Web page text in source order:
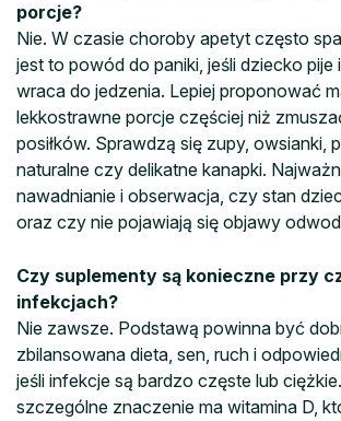
porcje?
Nie. W czasie choroby apetyt często
jest to powód do paniki, jeśli dziecko pije
wraca do jedzenia. Lepiej proponować
lekkostrawne porcje częściej niż
posiłków. Sprawdzą się zupy, owsianki,
naturalne czy delikatne kanapki.
nawadnianie i obserwacja, czy stan
oraz czy nie pojawiają się objawy
Czy suplementy są konieczne przy
infekcjach?
Nie zawsze. Podstawą powinna być
zbilansowana dieta, sen, ruch i
jeśli infekcje są bardzo częste lub
szczególne znaczenie ma witamina D,